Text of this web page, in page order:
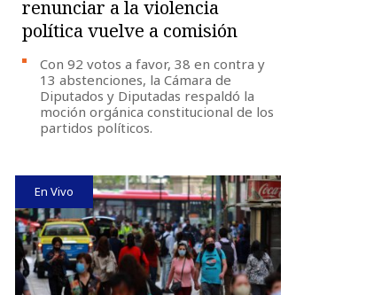
renunciar a la violencia
política vuelve a comisión
Con 92 votos a favor, 38 en contra y
13 abstenciones, la Cámara de
Diputados y Diputadas respaldó la
moción orgánica constitucional de los
partidos políticos.
En Vivo